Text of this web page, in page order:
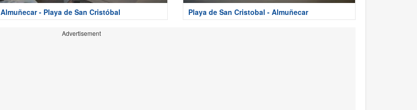
Almuñecar - Playa de San Cristóbal Playa de San Cristobal - Almuñecar
Advertisement